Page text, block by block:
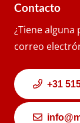
Contacto
¿Tiene alguna
correo
+31